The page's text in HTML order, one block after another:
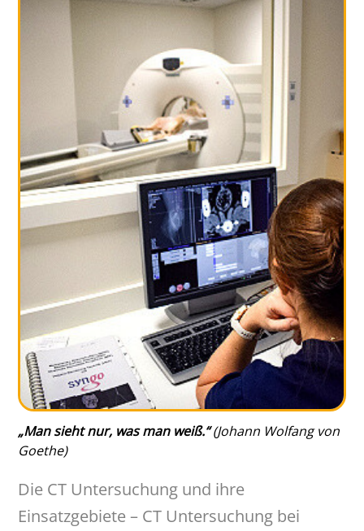
„Man sieht nur, was man weiß.“(Johann Wolfang von
Goethe)
Die CT Untersuchung und ihre
Einsatzgebiete – CT Untersuchung bei